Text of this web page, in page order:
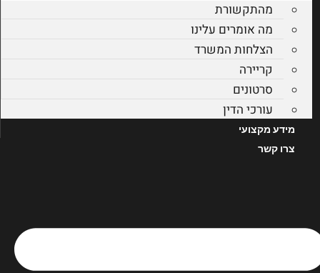
מהתקשורת
מה אומרים עלינו
הצלחות המשרד
קריירה
סרטונים
עורכי הדין
מידע מקצועי
צרו קשר